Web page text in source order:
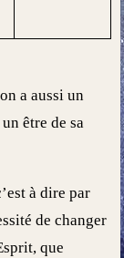
a aussi un
être de sa
à dire par
de changer
que